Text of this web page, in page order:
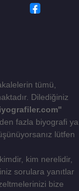
tümü,
Dilediğiniz
fazla biyografi ya
lütfen
kim nerelidir,
sorulara yanıtlar
bize